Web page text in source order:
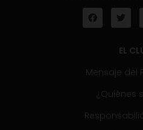
EL
Mensaje del
¿Quiénes